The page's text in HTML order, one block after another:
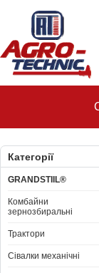
Категорії
GRANDSTIIL®
Комбайни
зернозбиральні
Трактори
Сівалки механічні